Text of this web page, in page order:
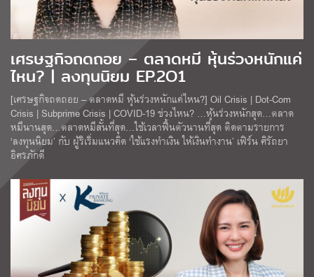
เศรษฐกิจถดถอย – ตลาดหมี หุ้นร่วงหนักแค่
ไหน? | ลงทุนนิยม EP.2O1
[เศรษฐกิจถดถอย – ตลาดหมี หุ้นร่วงหนักแค่ไหน?] Oil Crisis | Dot-Com
Crisis | Subprime Crisis | COVID-19 ช่วงไหน? …หุ้นร่วงหนักสุด…ตลาด
หมีนานสุด…ตลาดหมีสั้นที่สุด…ใช้เวลาฟื้นตัวนานที่สุด ติดตามรายการ
‘ลงทุนนิยม’ กับ ผู้ริเริ่มแนวคิด ‘ใช้แรงทำเงิน ให้เงินทำงาน’ เฟิร์น ศิรัถยา
อิศรภักดี